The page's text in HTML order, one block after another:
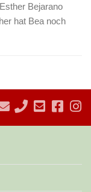
Bejarano
hat Bea noch